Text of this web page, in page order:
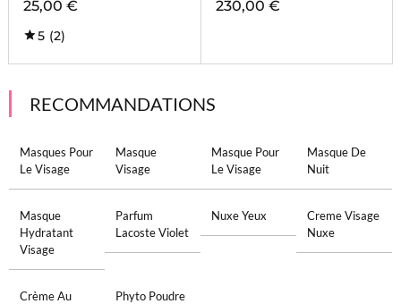
25,00 €
5 (2)
230,00 €
RECOMMANDATIONS
Masques Pour
Le Visage
Masque
Visage
Masque Pour
Le Visage
Masque De
Nuit
Masque
Hydratant
Visage
Parfum
Lacoste Violet
Nuxe Yeux
Creme Visage
Nuxe
Crème Au
Phyto Poudre